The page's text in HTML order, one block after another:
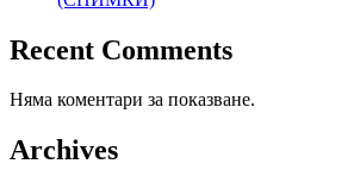
Recent Comments
Няма коментари за показване.
Archives